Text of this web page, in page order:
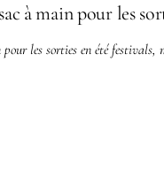
à main pour les
les sorties en été festivals,